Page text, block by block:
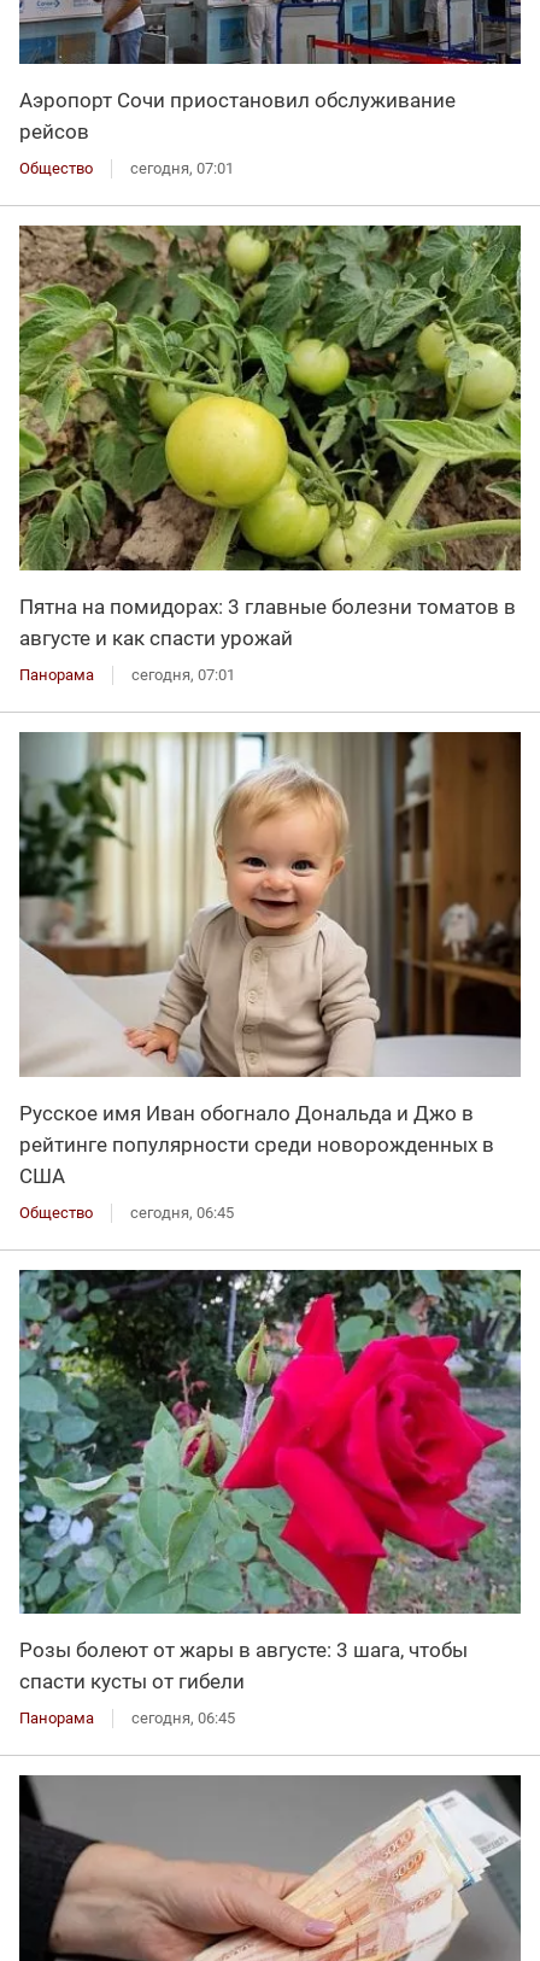
Аэропорт Сочи приостановил обслуживание
рейсов
Общество сегодня, 07:01
Пятна на помидорах: 3 главные болезни томатов в
августе и как спасти урожай
Панорама сегодня, 07:01
Русское имя Иван обогнало Дональда и Джо в
рейтинге популярности среди новорожденных в
США
Общество сегодня, 06:45
Розы болеют от жары в августе: 3 шага, чтобы
спасти кусты от гибели
Панорама сегодня, 06:45